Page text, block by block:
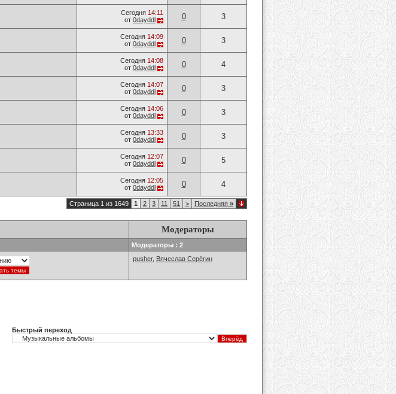
Сегодня 14:11
от 0dayddl 0 3
Сегодня 14:09
от 0dayddl 0 3
Сегодня 14:08
от 0dayddl 0 4
Сегодня 14:07
от 0dayddl 0 3
Сегодня 14:06
от 0dayddl 0 3
Сегодня 13:33
от 0dayddl 0 3
Сегодня 12:07
от 0dayddl 0 5
Сегодня 12:05
от 0dayddl 0 4
Страница 1 из 1649 1 2 3 11 51 > Последняя »
Модераторы
Модераторы : 2
pusher, Вячеслав Серёгин
Быстрый переход